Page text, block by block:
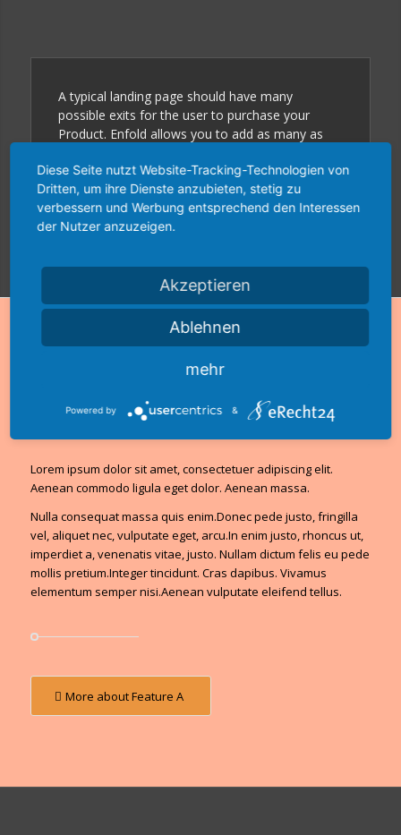
A typical landing page should have many
possible exits for the user to purchase your
Product. Enfold allows you to add as many as
Click me
Lorem ipsum dolor sit amet, consectetuer adipiscing elit.
Aenean commodo ligula eget dolor. Aenean massa.
Nulla consequat massa quis enim.Donec pede justo, fringilla
vel, aliquet nec, vulputate eget, arcu.In enim justo, rhoncus ut,
imperdiet a, venenatis vitae, justo. Nullam dictum felis eu pede
mollis pretium.Integer tincidunt. Cras dapibus. Vivamus
elementum semper nisi.Aenean vulputate eleifend tellus.
More about Feature A
Diese Seite nutzt Website-Tracking-Technologien von
Dritten, um ihre Dienste anzubieten, stetig zu
verbessern und Werbung entsprechend den Interessen
der Nutzer anzuzeigen.
Akzeptieren
Ablehnen
mehr
Powered by &